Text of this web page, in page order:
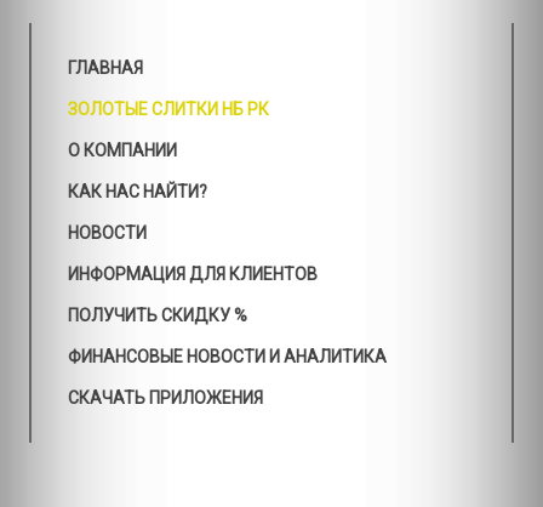
ГЛАВНАЯ
ЗОЛОТЫЕ СЛИТКИ НБ РК
О КОМПАНИИ
КАК НАС НАЙТИ?
НОВОСТИ
ИНФОРМАЦИЯ ДЛЯ КЛИЕНТОВ
ПОЛУЧИТЬ СКИДКУ %
ФИНАНСОВЫЕ НОВОСТИ И АНАЛИТИКА
СКАЧАТЬ ПРИЛОЖЕНИЯ